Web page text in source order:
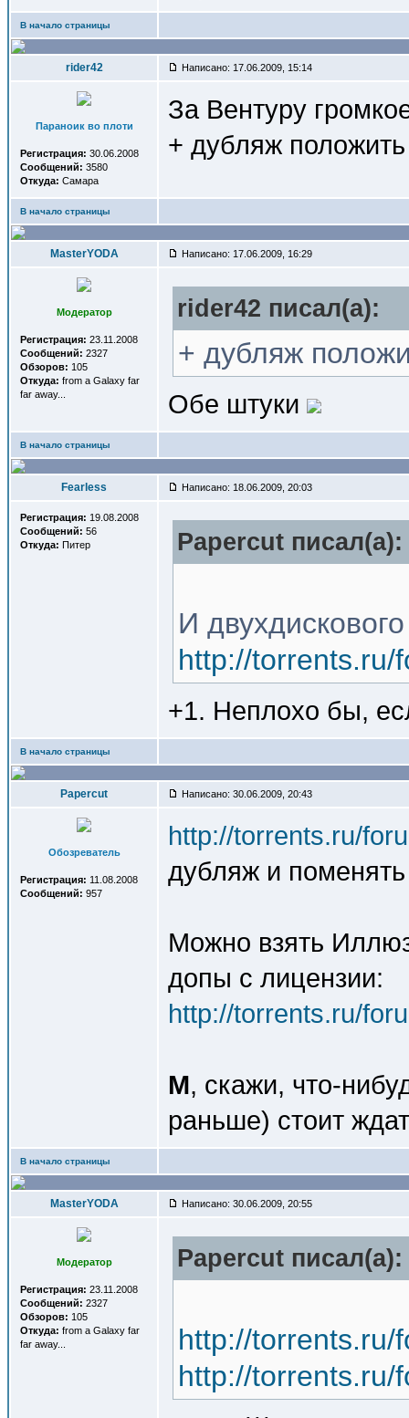
В начало страницы
rider42 Написано: 17.06.2009, 15:14
Параноик во плоти
Регистрация: 30.06.2008
Сообщений: 3580
Откуда: Самара
За Вентуру
+ дубляж
В начало страницы
MasterYODA Написано: 17.06.2009, 16:29
Модератор
Регистрация: 23.11.2008
Сообщений: 2327
Обзоров: 105
Откуда: from a Galaxy far
far away...
rider42 писал(a):
+ дубляж
Обе штуки
В начало страницы
Fearless Написано: 18.06.2009, 20:03
Регистрация: 19.08.2008
Сообщений: 56
Откуда: Питер Papercut писал(a):
И
http://torrents.ru/
+1. Неплохо бы,
В начало страницы
Papercut Написано: 30.06.2009, 20:43
Обозреватель
Регистрация: 11.08.2008
Сообщений: 957
http://torrents.ru/
дубляж и
Можно взять
допы с лицензии:
http://torrents.ru/
М, скажи, что-
раньше) стоит
В начало страницы
MasterYODA Написано: 30.06.2009, 20:55
Модератор
Регистрация: 23.11.2008
Сообщений: 2327
Обзоров: 105
Откуда: from a Galaxy far
far away...
Papercut писал(a):
http://torrents.ru/
http://torrents.ru/